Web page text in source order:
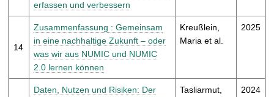
erfassen und verbessern
14
Zusammenfassung : Gemeinsam
in eine nachhaltige Zukunft – oder
was wir aus NUMIC und NUMIC
2.0 lernen können
Kreußlein,
Maria et al.
2025
Daten, Nutzen und Risiken: Der
Tasliarmut,
2024